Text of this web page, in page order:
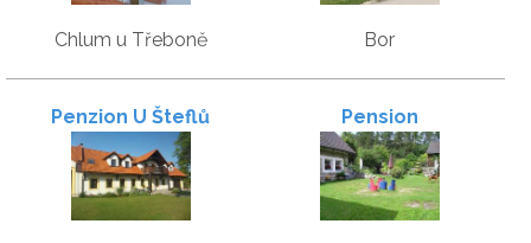
Chlum u Třeboně Bor
Penzion U Šteflů Pension